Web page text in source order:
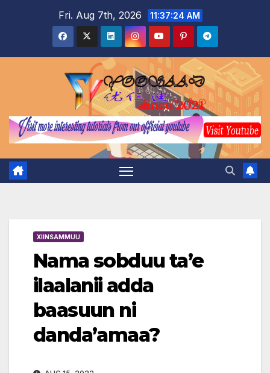
Fri. Aug 7th, 2026 11:37:26 AM
XIINSAMMUU
Nama sobduu ta’e
ilaalanii adda
baasuun ni
danda’amaa?